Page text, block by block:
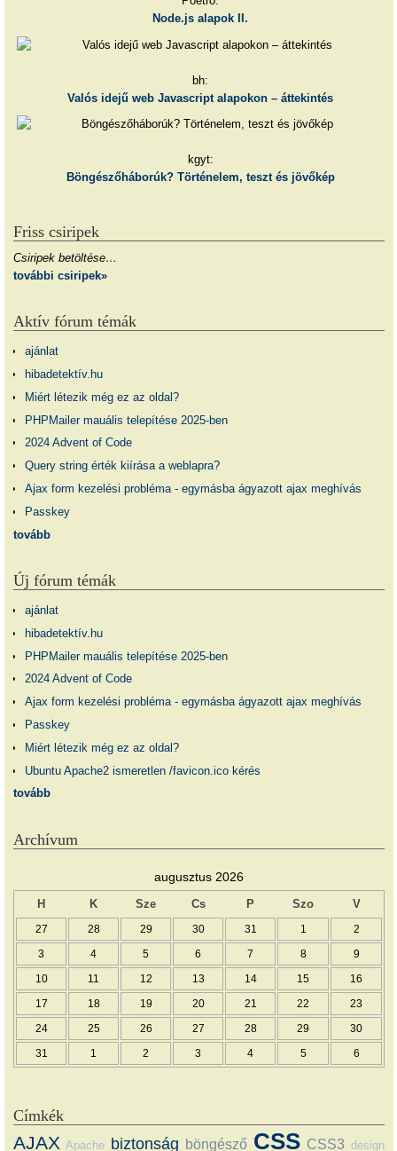
Node.js alapok II.
bh:
Valós idejű web Javascript alapokon – áttekintés
kgyt:
Böngészőháborúk? Történelem, teszt és jövőkép
Friss csiripek
Csiripek betöltése…
további csiripek»
Aktív fórum témák
ajánlat
hibadetektív.hu
Miért létezik még ez az oldal?
PHPMailer mauális telepítése 2025-ben
2024 Advent of Code
Query string érték kiírása a weblapra?
Ajax form kezelési probléma - egymásba ágyazott ajax meghívás
Passkey
tovább
Új fórum témák
ajánlat
hibadetektív.hu
PHPMailer mauális telepítése 2025-ben
2024 Advent of Code
Ajax form kezelési probléma - egymásba ágyazott ajax meghívás
Passkey
Miért létezik még ez az oldal?
Ubuntu Apache2 ismeretlen /favicon.ico kérés
tovább
Archívum
augusztus 2026
H K Sze Cs P Szo V
27 28 29 30 31 1 2
3 4 5 6 7 8 9
10 11 12 13 14 15 16
17 18 19 20 21 22 23
24 25 26 27 28 29 30
31 1 2 3 4 5 6
Címkék
AJAX Apache biztonság böngésző CSS CSS3 design